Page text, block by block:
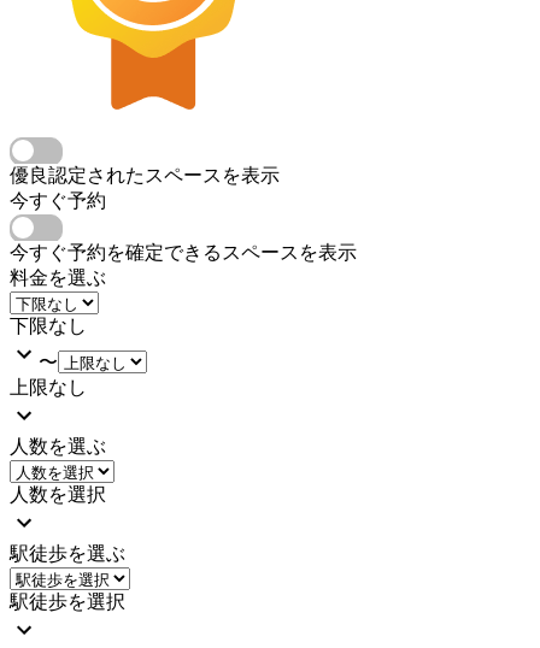
優良認定されたスペースを表示
今すぐ予約
今すぐ予約を確定できるスペースを表示
料金を選ぶ
下限なし
〜
上限なし
人数を選ぶ
人数を選択
駅徒歩を選ぶ
駅徒歩を選択